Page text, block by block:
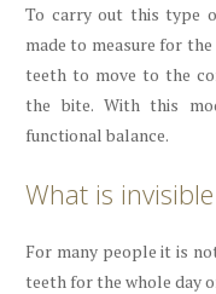
To carry out this type
made to measure for
teeth to move to the
the bite. With this
functional balance.
What is
For many people it is
teeth for the whole day